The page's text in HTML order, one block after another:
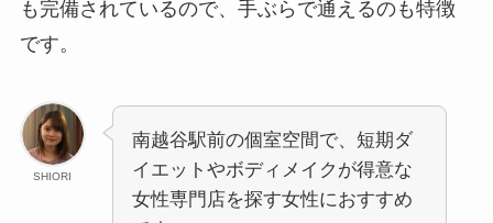
も完備されているので、手ぶらで通えるのも特徴
です。
SHIORI
南越谷駅前の個室空間で、短期ダ
イエットやボディメイクが得意な
女性専門店を探す女性におすすめ